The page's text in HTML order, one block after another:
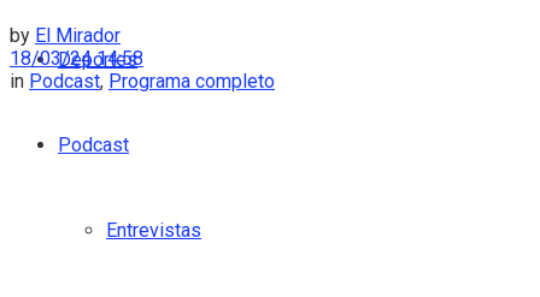
Deportes
Podcast
Entrevistas
by El Mirador
18/03/24 14:58
in Podcast, Programa completo